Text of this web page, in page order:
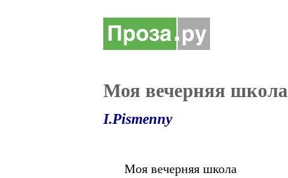
Моя вечерняя школа
I.Pismenny
Моя вечерняя школа